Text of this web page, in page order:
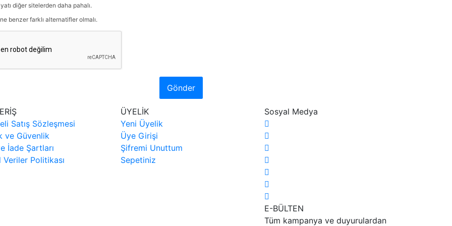
diğer sitelerden daha pahalı.
benzer farklı alternatifler olmalı.
Gönder
Satış Sözleşmesi
ve Güvenlik
İade Şartları
Veriler Politikası
ÜYELİK
Yeni Üyelik
Üye Girişi
Şifremi Unuttum
Sepetiniz
Sosyal Medya
E-BÜLTEN
Tüm kampanya ve duyurulardan